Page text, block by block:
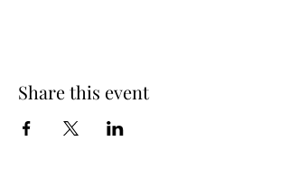
Share this event